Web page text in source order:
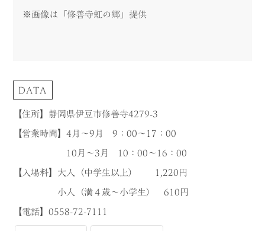
※画像は「修善寺虹の郷」提供
DATA
【住所】静岡県伊豆市修善寺4279-3
【営業時間】4月〜9月 9：00～17：00
10月～3月 10：00～16：00
【入場料】大人（中学生以上） 1,220円
小人（満４歳～小学生） 610円
【電話】0558-72-7111